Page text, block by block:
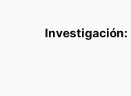
Investigación: